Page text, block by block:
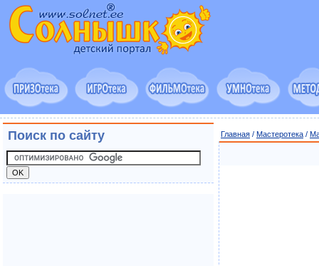
Главная / Мастеротека /
Поиск по сайту